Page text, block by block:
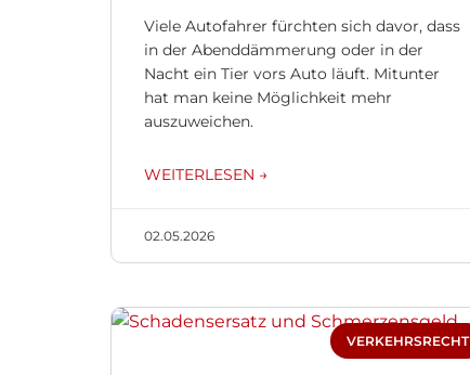
Viele Autofahrer fürchten sich davor, dass
in der Abenddämmerung oder in der
Nacht ein Tier vors Auto läuft. Mitunter
hat man keine Möglichkeit mehr
auszuweichen.
WEITERLESEN →
02.05.2026
VERKEHRSRECHT